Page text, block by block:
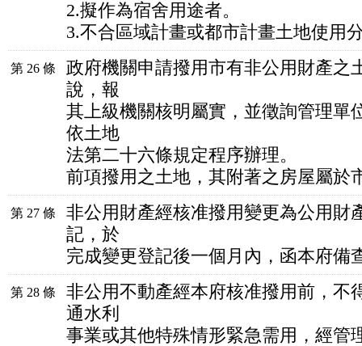
2.擬作為宿舍用途者。
3.不合區域計畫或都市計畫土地使用
第 26 條
政府機關申請撥用市有非公用財產之
說，報
其上級機關核明屬實，並徵詢管理單
依土地
法第二十六條規定程序辦理。
前項撥用之土地，其附著之房屋屬於
第 27 條
非公用財產經核准撥用變更為公用財
記，於
完成變更登記後一個月內，函本府備
第 28 條
非公用不動產經本府核准撥用前，不
通水利
事業或其他特殊情形緊急需用，經管